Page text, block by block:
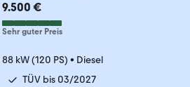
9.500 €
Sehr guter Preis
88 kW (120 PS) • Diesel
TÜV bis 03/2027